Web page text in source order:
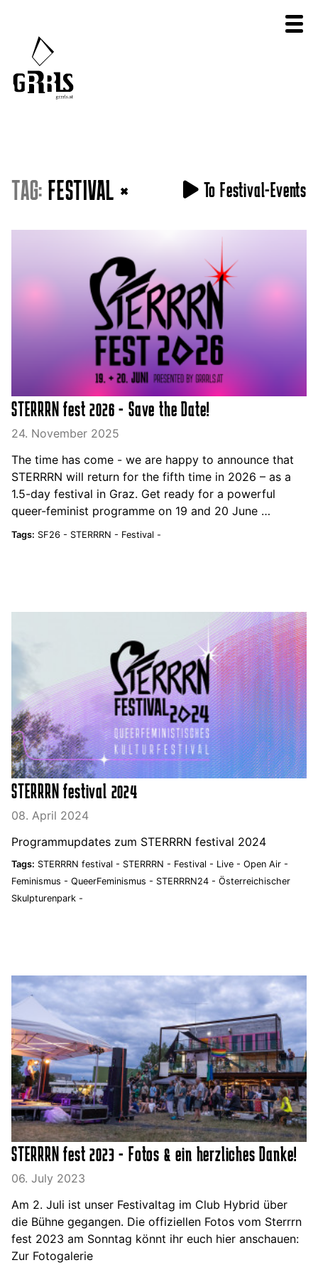
TAG: FESTIVAL × To Festival-Events
STERRRN fest 2026 - Save the Date!
24. November 2025
The time has come - we are happy to announce that
STERRRN will return for the fifth time in 2026 – as a
1.5-day festival in Graz. Get ready for a powerful
queer-feminist programme on 19 and 20 June …
Tags: SF26 - STERRRN - Festival -
STERRRN festival 2024
08. April 2024
Programmupdates zum STERRRN festival 2024
Tags: STERRRN festival - STERRRN - Festival - Live - Open Air -
Feminismus - QueerFeminismus - STERRRN24 - Österreichischer
Skulpturenpark -
STERRRN fest 2023 - Fotos & ein herzliches Danke!
06. July 2023
Am 2. Juli ist unser Festivaltag im Club Hybrid über
die Bühne gegangen. Die offiziellen Fotos vom Sterrrn
fest 2023 am Sonntag könnt ihr euch hier anschauen:
Zur Fotogalerie